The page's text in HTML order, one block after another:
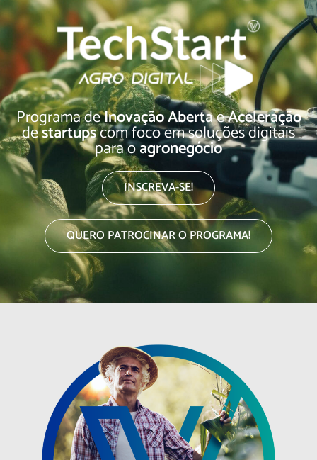
Programa deInovação AbertaeAceleração
destartupscom foco em soluções digitais
para oagronegócio
INSCREVA-SE!
QUERO PATROCINAR O PROGRAMA!